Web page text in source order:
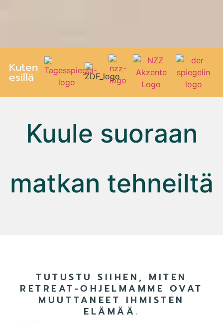
Kuten
esillä
Kuule suoraan
matkan tehneiltä
TUTUSTU SIIHEN, MITEN
RETREAT-OHJELMAMME OVAT
MUUTTANEET IHMISTEN
ELÄMÄÄ.